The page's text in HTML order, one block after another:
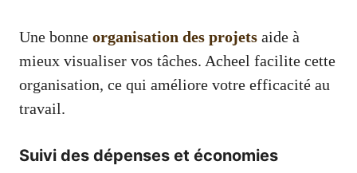
Une bonne organisation des projets aide à
mieux visualiser vos tâches. Acheel facilite cette
organisation, ce qui améliore votre efficacité au
travail.
Suivi des dépenses et économies